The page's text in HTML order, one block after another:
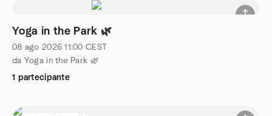
Yoga in the Park 🌿
08 ago 2026 11:00 CEST
da Yoga in the Park 🌿
1 partecipante